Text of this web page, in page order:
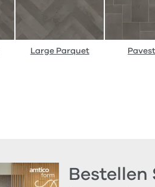
Large Parquet
Bestellen